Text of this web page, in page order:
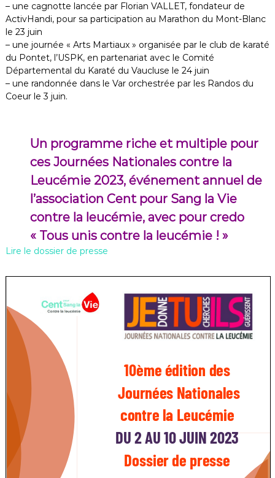
– une cagnotte lancée par Florian VALLET, fondateur de
ActivHandi, pour sa participation au Marathon du Mont-Blanc
le 23 juin
– une journée « Arts Martiaux » organisée par le club de karaté
du Pontet, l’USPK, en partenariat avec le Comité
Départemental du Karaté du Vaucluse le 24 juin
– une randonnée dans le Var orchestrée par les Randos du
Coeur le 3 juin.
Un programme riche et multiple pour
ces Journées Nationales contre la
Leucémie 2023, événement annuel de
l’association Cent pour Sang la Vie
contre la leucémie, avec pour credo
« Tous unis contre la leucémie ! »
Lire le dossier de presse